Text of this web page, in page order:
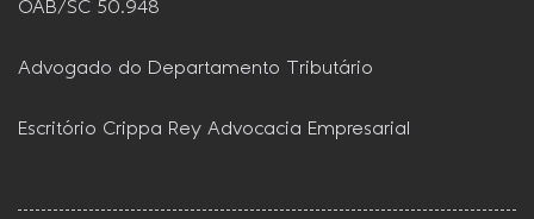
OAB/SC 50.948
Advogado do Departamento Tributário
Escritório Crippa Rey Advocacia Empresarial